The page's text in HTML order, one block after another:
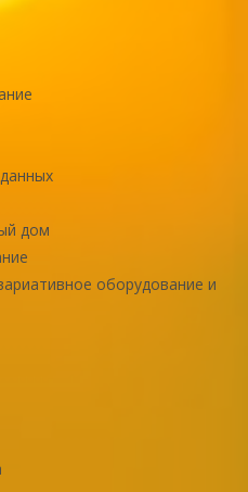
дом
оборудование и